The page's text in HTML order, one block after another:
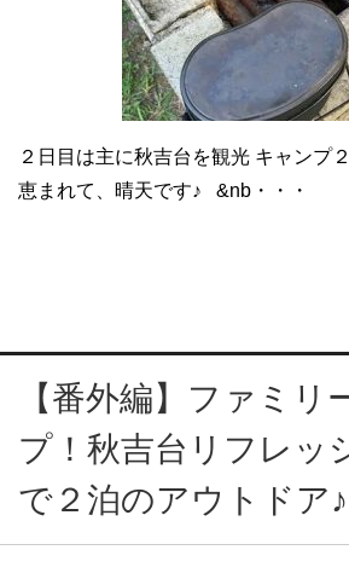
２日目は主に秋吉台を観光 キャンプ
恵まれて、晴天です♪ &nb・・・
【番外編】ファミリ
プ！秋吉台リフレッ
で２泊のアウトドア♪